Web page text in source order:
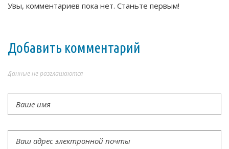
Увы, комментариев пока нет. Станьте первым!
Добавить комментарий
Данные не разглашаются